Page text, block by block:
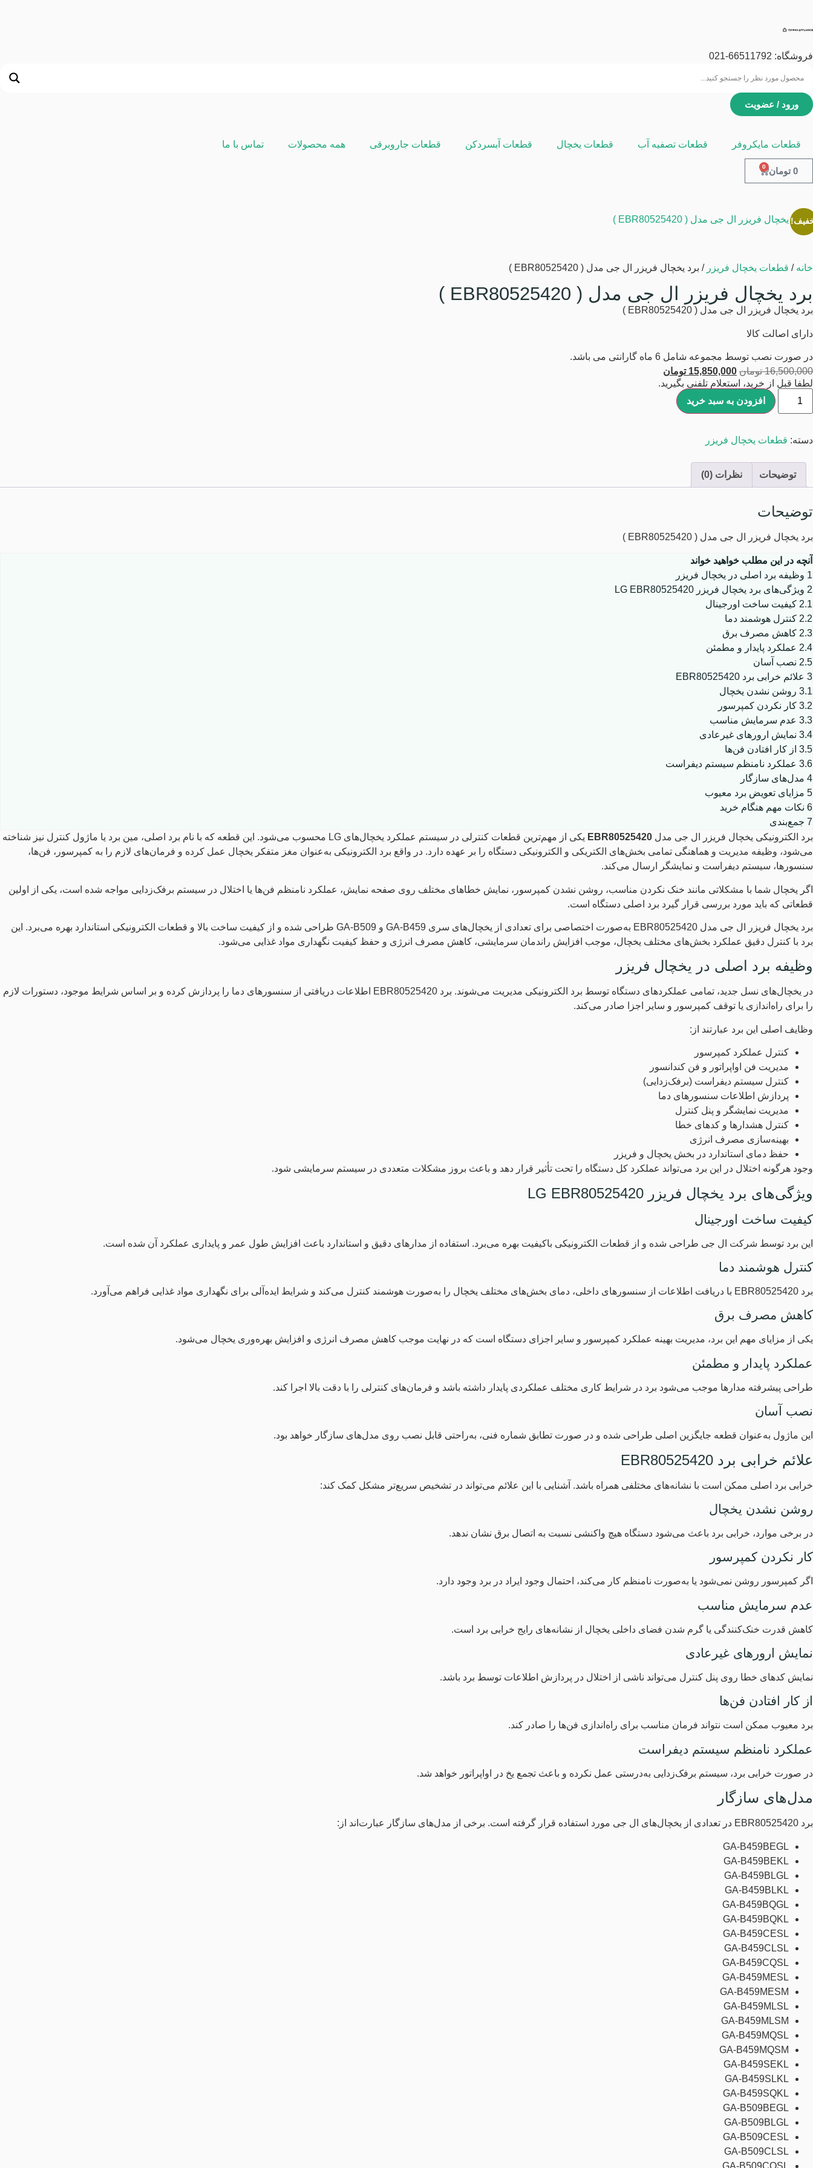
فروشگاه: 66511792
-021
ورود / عضویت
قطعات مایکروفر قطعات تصفیه آب قطعات یخچال قطعات آبسردکن قطعات جاروبرقی همه محصولات تماس با ما
0 تومان 0
خانه / قطعات یخچال فریزر / برد یخچال فریزر ال جی مدل ( EBR80525420 )
برد یخچال فریزر ال جی مدل ( EBR80525420 )
برد یخچال فریزر ال جی مدل ( EBR80525420 )
دارای اصالت کالا
در صورت نصب توسط مجموعه شامل 6 ماه گارانتی می باشد.
16,500,000 تومان 15,850,000 تومان
لطفا قبل از خرید، استعلام تلفنی بگیرید.
افزودن به سبد خرید
دسته: قطعات یخچال فریزر
توضیحات نظرات (0)
توضیحات
برد یخچال فریزر ال جی مدل ( EBR80525420 )
آنچه در این مطلب خواهید خواند
1 وظیفه برد اصلی در یخچال فریزر
2 ویژگی‌های برد یخچال فریزر LG EBR80525420
2.1 کیفیت ساخت اورجینال
2.2 کنترل هوشمند دما
2.3 کاهش مصرف برق
2.4 عملکرد پایدار و مطمئن
2.5 نصب آسان
3 علائم خرابی برد EBR80525420
3.1 روشن نشدن یخچال
3.2 کار نکردن کمپرسور
3.3 عدم سرمایش مناسب
3.4 نمایش ارورهای غیرعادی
3.5 از کار افتادن فن‌ها
3.6 عملکرد نامنظم سیستم دیفراست
4 مدل‌های سازگار
5 مزایای تعویض برد معیوب
6 نکات مهم هنگام خرید
7 جمع‌بندی
برد الکترونیکی یخچال فریزر ال جی مدل EBR80525420
یکی از مهم‌ترین قطعات کنترلی در سیستم عملکرد یخچال‌های LG محسوب می‌شود. این قطعه که با نام برد اصلی، مین برد یا ماژول کنترل نیز شناخته
می‌شود، وظیفه مدیریت و هماهنگی تمامی بخش‌های الکتریکی و الکترونیکی دستگاه را بر عهده دارد. در واقع برد الکترونیکی به‌عنوان مغز متفکر یخچال عمل کرده و فرمان‌های لازم را به کمپرسور، فن‌ها،
سنسورها، سیستم دیفراست و نمایشگر ارسال می‌کند.
اگر یخچال شما با مشکلاتی مانند خنک نکردن مناسب، روشن نشدن کمپرسور، نمایش خطاهای مختلف روی صفحه نمایش، عملکرد نامنظم فن‌ها یا اختلال در سیستم برفک‌زدایی مواجه شده است، یکی از اولین
قطعاتی که باید مورد بررسی قرار گیرد برد اصلی دستگاه است.
برد یخچال فریزر ال جی مدل EBR80525420 به‌صورت اختصاصی برای تعدادی از یخچال‌های سری GA-B459 و GA-B509 طراحی شده و از کیفیت ساخت بالا و قطعات الکترونیکی استاندارد بهره می‌برد. این
برد با کنترل دقیق عملکرد بخش‌های مختلف یخچال، موجب افزایش راندمان سرمایشی، کاهش مصرف انرژی و حفظ کیفیت نگهداری مواد غذایی می‌شود.
وظیفه برد اصلی در یخچال فریزر
در یخچال‌های نسل جدید، تمامی عملکردهای دستگاه توسط برد الکترونیکی مدیریت می‌شوند. برد EBR80525420 اطلاعات دریافتی از سنسورهای دما را پردازش کرده و بر اساس شرایط موجود، دستورات لازم
را برای راه‌اندازی یا توقف کمپرسور و سایر اجزا صادر می‌کند.
وظایف اصلی این برد عبارتند از:
کنترل عملکرد کمپرسور
مدیریت فن اواپراتور و فن کندانسور
کنترل سیستم دیفراست (برفک‌زدایی)
پردازش اطلاعات سنسورهای دما
مدیریت نمایشگر و پنل کنترل
کنترل هشدارها و کدهای خطا
بهینه‌سازی مصرف انرژی
حفظ دمای استاندارد در بخش یخچال و فریزر
وجود هرگونه اختلال در این برد می‌تواند عملکرد کل دستگاه را تحت تأثیر قرار دهد و باعث بروز مشکلات متعددی در سیستم سرمایشی شود.
ویژگی‌های برد یخچال فریزر LG EBR80525420
کیفیت ساخت اورجینال
این برد توسط شرکت ال جی طراحی شده و از قطعات الکترونیکی باکیفیت بهره می‌برد. استفاده از مدارهای دقیق و استاندارد باعث افزایش طول عمر و پایداری عملکرد آن شده است.
کنترل هوشمند دما
برد EBR80525420 با دریافت اطلاعات از سنسورهای داخلی، دمای بخش‌های مختلف یخچال را به‌صورت هوشمند کنترل می‌کند و شرایط ایده‌آلی برای نگهداری مواد غذایی فراهم می‌آورد.
کاهش مصرف برق
یکی از مزایای مهم این برد، مدیریت بهینه عملکرد کمپرسور و سایر اجزای دستگاه است که در نهایت موجب کاهش مصرف انرژی و افزایش بهره‌وری یخچال می‌شود.
عملکرد پایدار و مطمئن
طراحی پیشرفته مدارها موجب می‌شود برد در شرایط کاری مختلف عملکردی پایدار داشته باشد و فرمان‌های کنترلی را با دقت بالا اجرا کند.
نصب آسان
این ماژول به‌عنوان قطعه جایگزین اصلی طراحی شده و در صورت تطابق شماره فنی، به‌راحتی قابل نصب روی مدل‌های سازگار خواهد بود.
علائم خرابی برد EBR80525420
خرابی برد اصلی ممکن است با نشانه‌های مختلفی همراه باشد. آشنایی با این علائم می‌تواند در تشخیص سریع‌تر مشکل کمک کند:
روشن نشدن یخچال
در برخی موارد، خرابی برد باعث می‌شود دستگاه هیچ واکنشی نسبت به اتصال برق نشان ندهد.
کار نکردن کمپرسور
اگر کمپرسور روشن نمی‌شود یا به‌صورت نامنظم کار می‌کند، احتمال وجود ایراد در برد وجود دارد.
عدم سرمایش مناسب
کاهش قدرت خنک‌کنندگی یا گرم شدن فضای داخلی یخچال از نشانه‌های رایج خرابی برد است.
نمایش ارورهای غیرعادی
نمایش کدهای خطا روی پنل کنترل می‌تواند ناشی از اختلال در پردازش اطلاعات توسط برد باشد.
از کار افتادن فن‌ها
برد معیوب ممکن است نتواند فرمان مناسب برای راه‌اندازی فن‌ها را صادر کند.
عملکرد نامنظم سیستم دیفراست
در صورت خرابی برد، سیستم برفک‌زدایی به‌درستی عمل نکرده و باعث تجمع یخ در اواپراتور خواهد شد.
مدل‌های سازگار
برد EBR80525420 در تعدادی از یخچال‌های ال جی مورد استفاده قرار گرفته است. برخی از مدل‌های سازگار عبارت‌اند از:
GA-B459BEGL
GA-B459BEKL
GA-B459BLGL
GA-B459BLKL
GA-B459BQGL
GA-B459BQKL
GA-B459CESL
GA-B459CLSL
GA-B459CQSL
GA-B459MESL
GA-B459MESM
GA-B459MLSL
GA-B459MLSM
GA-B459MQSL
GA-B459MQSM
GA-B459SEKL
GA-B459SLKL
GA-B459SQKL
GA-B509BEGL
GA-B509BLGL
GA-B509CESL
GA-B509CLSL
GA-B509CQSL